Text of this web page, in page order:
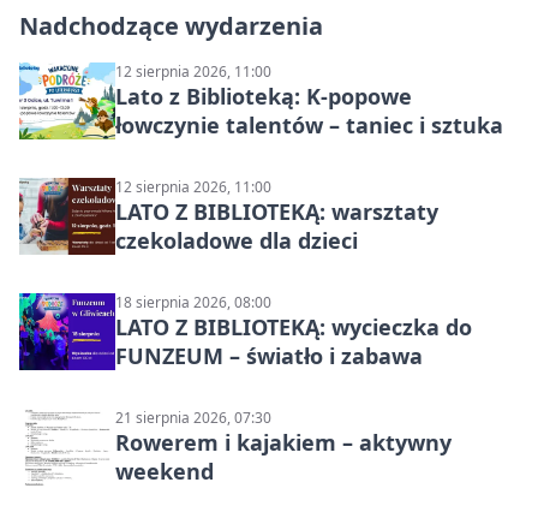
Nadchodzące wydarzenia
12 sierpnia 2026, 11:00
Lato z Biblioteką: K-popowe
łowczynie talentów – taniec i sztuka
12 sierpnia 2026, 11:00
LATO Z BIBLIOTEKĄ: warsztaty
czekoladowe dla dzieci
18 sierpnia 2026, 08:00
LATO Z BIBLIOTEKĄ: wycieczka do
FUNZEUM – światło i zabawa
21 sierpnia 2026, 07:30
Rowerem i kajakiem – aktywny
weekend